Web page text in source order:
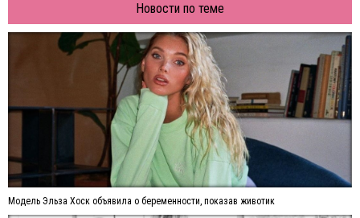
Новости по теме
Модель Эльза Хоск объявила о беременности, показав животик